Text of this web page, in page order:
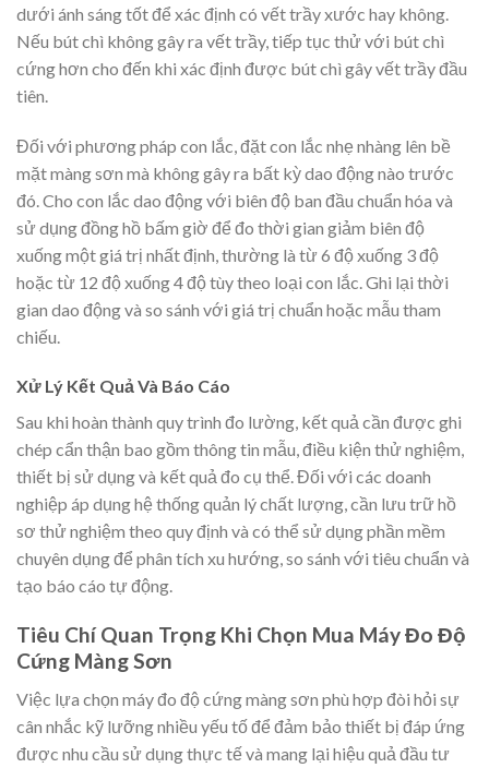
dưới ánh sáng tốt để xác định có vết trầy xước hay không.
Nếu bút chì không gây ra vết trầy, tiếp tục thử với bút chì
cứng hơn cho đến khi xác định được bút chì gây vết trầy đầu
tiên.
Đối với phương pháp con lắc, đặt con lắc nhẹ nhàng lên bề
mặt màng sơn mà không gây ra bất kỳ dao động nào trước
đó. Cho con lắc dao động với biên độ ban đầu chuẩn hóa và
sử dụng đồng hồ bấm giờ để đo thời gian giảm biên độ
xuống một giá trị nhất định, thường là từ 6 độ xuống 3 độ
hoặc từ 12 độ xuống 4 độ tùy theo loại con lắc. Ghi lại thời
gian dao động và so sánh với giá trị chuẩn hoặc mẫu tham
chiếu.
Xử Lý Kết Quả Và Báo Cáo
Sau khi hoàn thành quy trình đo lường, kết quả cần được ghi
chép cẩn thận bao gồm thông tin mẫu, điều kiện thử nghiệm,
thiết bị sử dụng và kết quả đo cụ thể. Đối với các doanh
nghiệp áp dụng hệ thống quản lý chất lượng, cần lưu trữ hồ
sơ thử nghiệm theo quy định và có thể sử dụng phần mềm
chuyên dụng để phân tích xu hướng, so sánh với tiêu chuẩn và
tạo báo cáo tự động.
Tiêu Chí Quan Trọng Khi Chọn Mua Máy Đo Độ
Cứng Màng Sơn
Việc lựa chọn máy đo độ cứng màng sơn phù hợp đòi hỏi sự
cân nhắc kỹ lưỡng nhiều yếu tố để đảm bảo thiết bị đáp ứng
được nhu cầu sử dụng thực tế và mang lại hiệu quả đầu tư